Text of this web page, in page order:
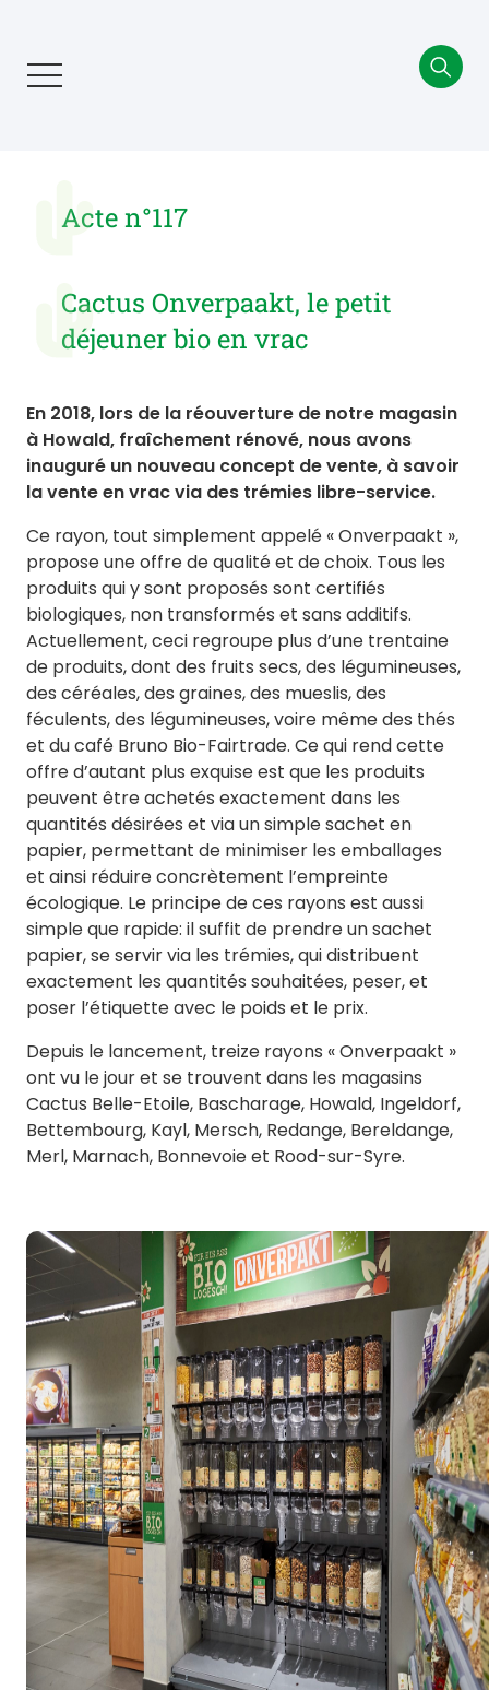
principalActe n°117
Cactus Onverpaakt, le petit
déjeuner bio en vrac
En 2018, lors de la réouverture de notre magasin
à Howald, fraîchement rénové, nous avons
inauguré un nouveau concept de vente, à savoir
la vente en vrac via des trémies libre-service.
Ce rayon, tout simplement appelé « Onverpaakt »,
propose une offre de qualité et de choix. Tous les
produits qui y sont proposés sont certifiés
biologiques, non transformés et sans additifs.
Actuellement, ceci regroupe plus d’une trentaine
de produits, dont des fruits secs, des légumineuses,
des céréales, des graines, des mueslis, des
féculents, des légumineuses, voire même des thés
et du café Bruno Bio-Fairtrade. Ce qui rend cette
offre d’autant plus exquise est que les produits
peuvent être achetés exactement dans les
quantités désirées et via un simple sachet en
papier, permettant de minimiser les emballages
et ainsi réduire concrètement l’empreinte
écologique. Le principe de ces rayons est aussi
simple que rapide: il suffit de prendre un sachet
papier, se servir via les trémies, qui distribuent
exactement les quantités souhaitées, peser, et
poser l’étiquette avec le poids et le prix.
Depuis le lancement, treize rayons « Onverpaakt »
ont vu le jour et se trouvent dans les magasins
Cactus Belle-Etoile, Bascharage, Howald, Ingeldorf,
Bettembourg, Kayl, Mersch, Redange, Bereldange,
Merl, Marnach, Bonnevoie et Rood-sur-Syre.